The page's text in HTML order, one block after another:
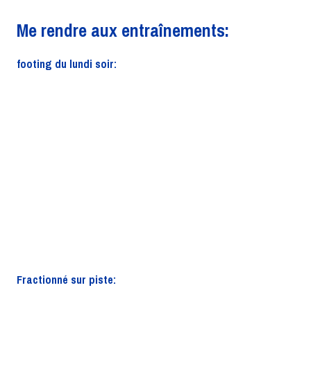
Me rendre aux entraînements:
footing du lundi soir:
Fractionné sur piste: